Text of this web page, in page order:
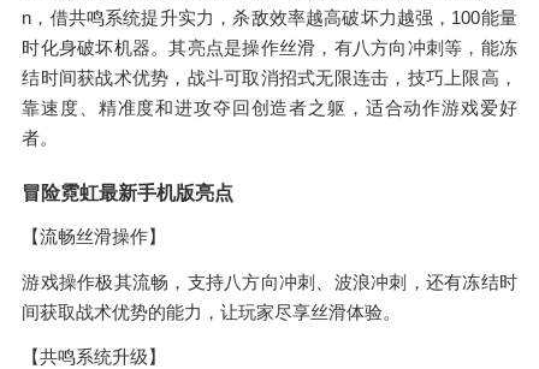
n，借共鸣系统提升实力，杀敌效率越高破坏力越强，100能量
时化身破坏机器。其亮点是操作丝滑，有八方向冲刺等，能冻
结时间获战术优势，战斗可取消招式无限连击，技巧上限高，
靠速度、精准度和进攻夺回创造者之躯，适合动作游戏爱好
者。
冒险霓虹最新手机版亮点
【流畅丝滑操作】
游戏操作极其流畅，支持八方向冲刺、波浪冲刺，还有冻结时
间获取战术优势的能力，让玩家尽享丝滑体验。
【共鸣系统升级】